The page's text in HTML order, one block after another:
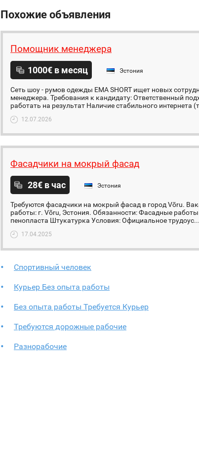
Похожие объявления
Помощник менеджера
1000€ в месяц Эстония
Сеть шоу - румов одежды EMA SHORT ищет новых
менеджера. Требования к кандидату: Ответственный
работать на результат Наличие стабильного интернета
12.07.2026
Фасадчики на мокрый фасад
28€ в час Эстония
Требуются фасадчики на мокрый фасад в город Võru.
работы: г. Võru, Эстония. Обязанности: Фасадные
пенопласта Штукатурка Условия: Официальное трудоус...
17.04.2025
Спортивный человек
Курьер Без опыта работы
Без опыта работы Требуется Курьер
Требуются дорожные рабочие
Разнорабочие